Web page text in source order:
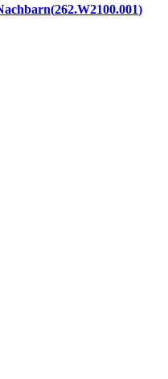
262.W2100.001